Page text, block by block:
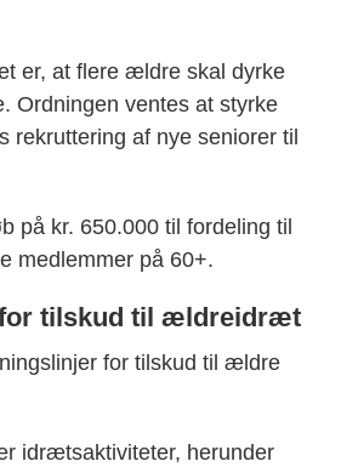
er, at flere ældre skal dyrke
Ordningen ventes at styrke
rekruttering af nye seniorer til
på kr. 650.000 til fordeling til
medlemmer på 60+.
tilskud til ældreidræt
for tilskud til ældre
idrætsaktiviteter, herunder